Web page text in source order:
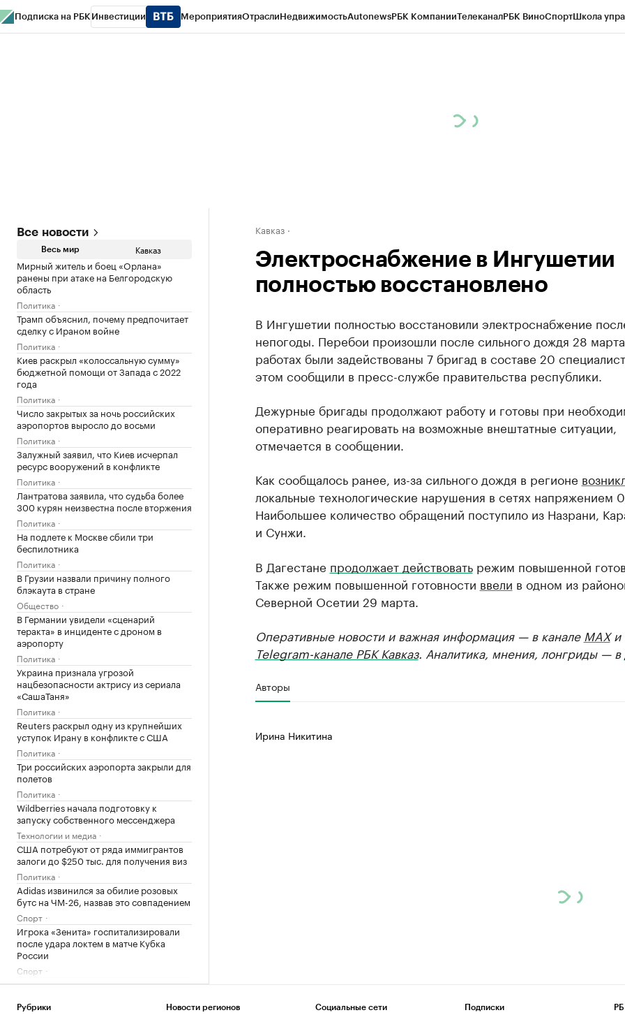
Подписка на РБК Инвестиции МероприятияОтраслиНедвижимостьAutonewsРБК КомпанииТелеканалРБК ВиноСпортШкола
Все новости
Весь мир Кавказ
Мирный житель и боец «Орлана»
ранены при атаке на Белгородскую
область
Политика
Трамп объяснил, почему предпочитает
сделку с Ираном войне
Политика
Киев раскрыл «колоссальную сумму»
бюджетной помощи от Запада с 2022
года
Политика
Число закрытых за ночь российских
аэропортов выросло до восьми
Политика
Залужный заявил, что Киев исчерпал
ресурс вооружений в конфликте
Политика
Лантратова заявила, что судьба более
300 курян неизвестна после вторжения
Политика
На подлете к Москве сбили три
беспилотника
Политика
В Грузии назвали причину полного
блэкаута в стране
Общество
В Германии увидели «сценарий
теракта» в инциденте с дроном в
аэропорту
Политика
Украина признала угрозой
нацбезопасности актрису из сериала
«СашаТаня»
Политика
Reuters раскрыл одну из крупнейших
уступок Ирану в конфликте с США
Политика
Три российских аэропорта закрыли для
полетов
Политика
Wildberries начала подготовку к
запуску собственного мессенджера
Технологии и медиа
США потребуют от ряда иммигрантов
залоги до $250 тыс. для получения виз
Политика
Adidas извинился за обилие розовых
бутс на ЧМ-26, назвав это совпадением
Спорт
Игрока «Зенита» госпитализировали
после удара локтем в матче Кубка
России
Спорт
Росстандарт запретил продажу
Zoomlion
Кавказ
Электроснабжение в Ингушетии
полностью восстановлено
В Ингушетии полностью восстановили электроснабжение
непогоды. Перебои произошли после сильного дождя 28
работах были задействованы 7 бригад в составе 20
этом сообщили в пресс-службе правительства республики.
Дежурные бригады продолжают работу и готовы при
оперативно реагировать на возможные внештатные ситуации,
отмечается в сообщении.
Как сообщалось ранее, из-за сильного дождя в регионе
локальные технологические нарушения в сетях напряжением
Наибольшее количество обращений поступило из Назрани,
и Сунжи.
В Дагестане продолжает действоватьрежим повышенной
Также режим повышенной готовности ввели в одном из
Северной Осетии 29 марта.
Оперативные новости и важная информация — в канале MAXи
Telegram-канале РБК Кавказ. Аналитика, мнения, лонгриды — в
Авторы
Ирина Никитина
Рубрики Новости регионов Социальные сети Подписки